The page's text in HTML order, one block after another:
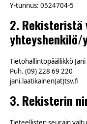
Y-tunnus: 0524704-5
2. Rekisteristä
Tietohallintopäällikkö
Puh. (09) 228 69 220
jani.laatikainen(at)tsv.fi
3. Rekisterin